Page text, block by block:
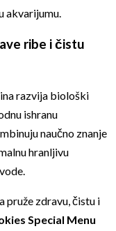
akvarijumu.
ribe i čistu
razvija biološki
ishranu
naučno znanje
hranljivu
pruže zdravu, čistu i
Special Menu